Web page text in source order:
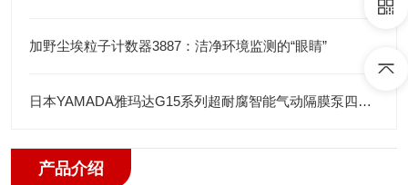
加野尘埃粒子计数器3887：洁净环境监测的“眼睛”
日本YAMADA雅玛达G15系列超耐腐智能气动隔膜泵四川代理店
产品介绍